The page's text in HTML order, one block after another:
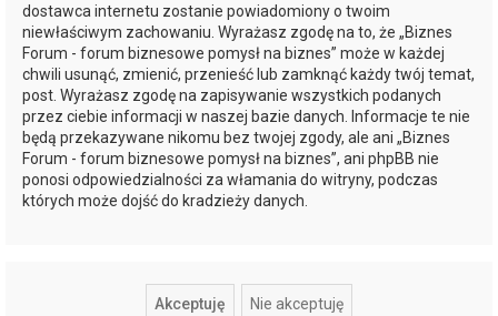
dostawca internetu zostanie powiadomiony o twoim
niewłaściwym zachowaniu. Wyrażasz zgodę na to, że „Biznes
Forum - forum biznesowe pomysł na biznes” może w każdej
chwili usunąć, zmienić, przenieść lub zamknąć każdy twój temat,
post. Wyrażasz zgodę na zapisywanie wszystkich podanych
przez ciebie informacji w naszej bazie danych. Informacje te nie
będą przekazywane nikomu bez twojej zgody, ale ani „Biznes
Forum - forum biznesowe pomysł na biznes”, ani phpBB nie
ponosi odpowiedzialności za włamania do witryny, podczas
których może dojść do kradzieży danych.